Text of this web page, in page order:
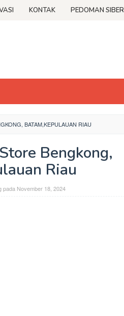
KONTAK PEDOMAN SIBER
BATAM,KEPULAUAN RIAU
Bengkong,
Riau
pada November 18, 2024